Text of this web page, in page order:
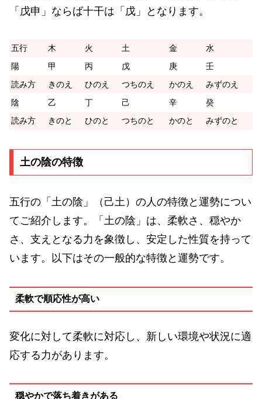
「戊申」ならば十干は「戊」となります。
五行 木 火 土 金
水
陽
甲 丙 戊 庚
壬
読み方
きのえ ひのえ つちのえ かのえ
みずのえ
陰
乙 丁 己 辛
癸
読み方
きのと ひのと つちのと かのと みずのと
土の陰の特徴
五行の「土の陰」（己土）の人の特徴と運勢につい
てご紹介します。「土の陰」は、柔軟さ、穏やか
さ、支えとなる力を象徴し、安定した性質を持って
います。以下はその一般的な特徴と運勢です。
柔軟で順応性が高い
変化に対して柔軟に対応し、新しい環境や状況に適
応する力があります。
穏やかで落ち着きがある